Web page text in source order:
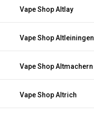
Vape Shop Altlay
Vape Shop Altleiningen
Vape Shop Altmachern
Vape Shop Altrich